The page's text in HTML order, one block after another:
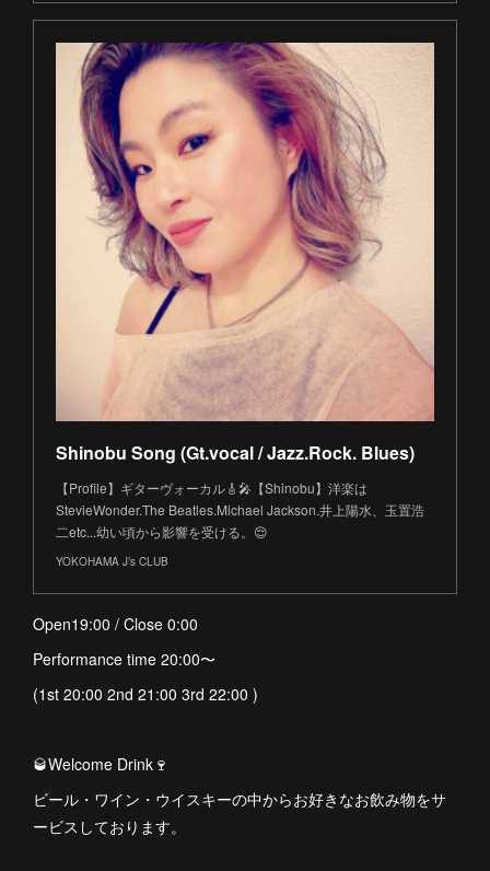
Shinobu Song (Gt.vocal / Jazz.Rock. Blues)
【Profile】ギターヴォーカル🎸🎤【Shinobu】洋楽は
StevieWonder.The Beatles.Michael Jackson.井上陽水、玉置浩
二etc...幼い頃から影響を受ける。😌
YOKOHAMA J’s CLUB
Open19:00 / Close 0:00
Performance time 20:00〜
(1st 20:00 2nd 21:00 3rd 22:00 )
🥃Welcome Drink🍷
ビール・ワイン・ウイスキーの中からお好きなお飲み物をサ
ービスしております。